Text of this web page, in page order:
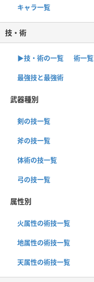
キャラ一覧
技・術
▶︎技・術の一覧 術一覧
最強技と最強術
武器種別
剣の技一覧
斧の技一覧
体術の技一覧
弓の技一覧
属性別
火属性の術技一覧
地属性の術技一覧
天属性の術技一覧